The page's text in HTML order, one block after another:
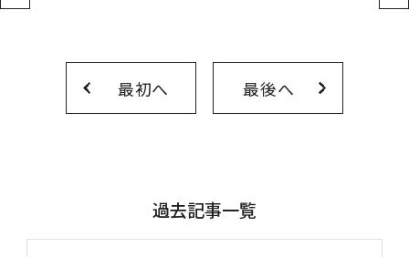
最初へ 最後へ
過去記事一覧